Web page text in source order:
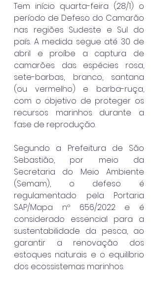
Tem início quarta-feira (28/1) o
período de Defeso do Camarão
nas regiões Sudeste e Sul do
país. A medida segue até 30 de
abril e proíbe a captura de
camarões das espécies rosa,
sete-barbas, branco, santana
(ou vermelho) e barba-ruça,
com o objetivo de proteger os
recursos marinhos durante a
fase de reprodução.
Segundo a Prefeitura de São
Sebastião, por meio da
Secretaria do Meio Ambiente
(Semam), o defeso é
regulamentado pela Portaria
SAP/Mapa nº 656/2022 e é
considerado essencial para a
sustentabilidade da pesca, ao
garantir a renovação dos
estoques naturais e o equilíbrio
dos ecossistemas marinhos.